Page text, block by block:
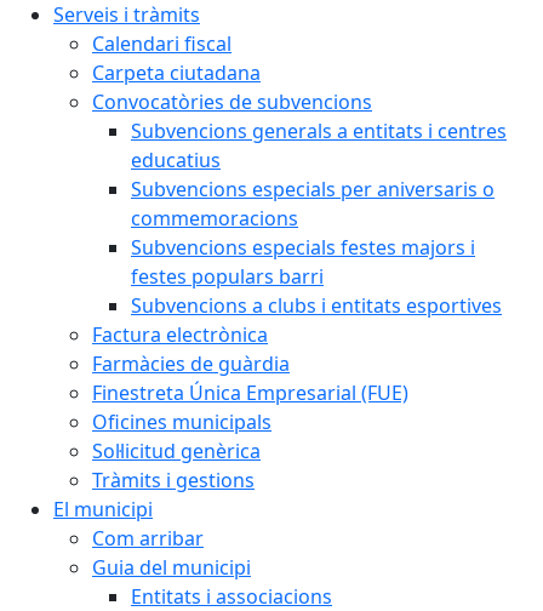
Serveis i tràmits
Calendari fiscal
Carpeta ciutadana
Convocatòries de subvencions
Subvencions generals a entitats i centres
educatius
Subvencions especials per aniversaris o
commemoracions
Subvencions especials festes majors i
festes populars barri
Subvencions a clubs i entitats esportives
Factura electrònica
Farmàcies de guàrdia
Finestreta Única Empresarial (FUE)
Oficines municipals
Sol·licitud genèrica
Tràmits i gestions
El municipi
Com arribar
Guia del municipi
Entitats i associacions